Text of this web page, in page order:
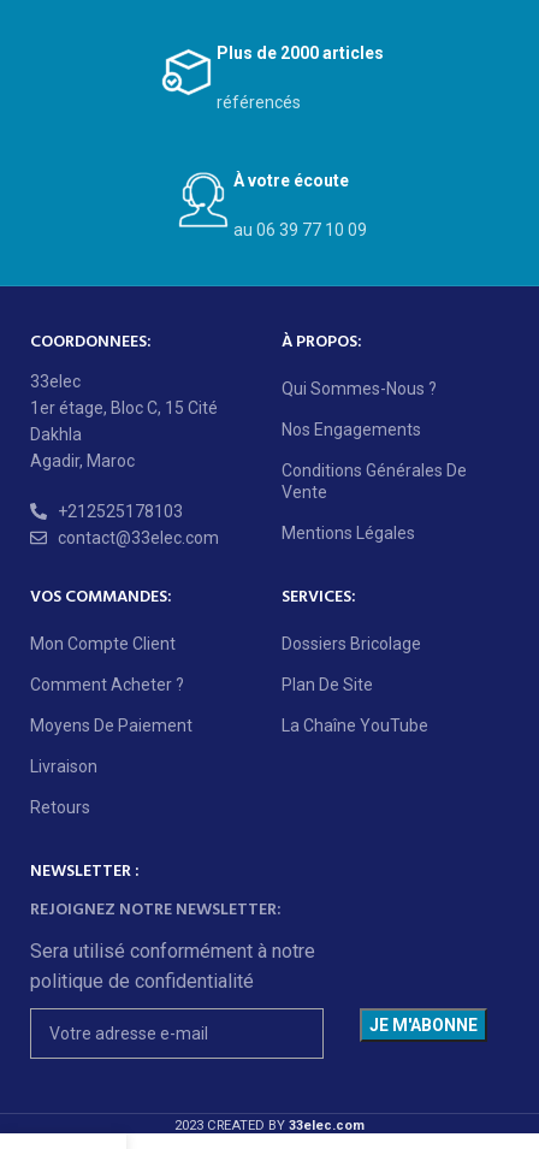
Plus de 2000 articles
référencés
À votre écoute
au 06 39 77 10 09
COORDONNEES:
33elec
1er étage, Bloc C, 15 Cité
Dakhla
Agadir, Maroc
+212525178103
contact@33elec.com
À PROPOS:
Qui Sommes-Nous ?
Nos Engagements
Conditions Générales De
Vente
Mentions Légales
VOS COMMANDES:
Mon Compte Client
Comment Acheter ?
Moyens De Paiement
Livraison
Retours
SERVICES:
Dossiers Bricolage
Plan De Site
La Chaîne YouTube
NEWSLETTER :
REJOIGNEZ NOTRE NEWSLETTER:
Sera utilisé conformément à notre
politique de confidentialité
2023 CREATED BY 33elec.com